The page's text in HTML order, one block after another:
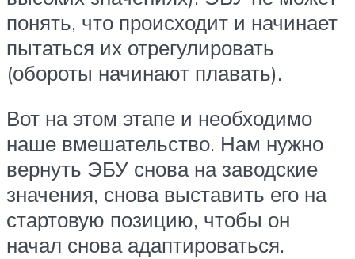
понять, что происходит и начинает
пытаться их отрегулировать
(обороты начинают плавать).
Вот на этом этапе и необходимо
наше вмешательство. Нам нужно
вернуть ЭБУ снова на заводские
значения, снова выставить его на
стартовую позицию, чтобы он
начал снова адаптироваться.